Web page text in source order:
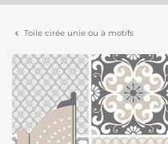
Toile cirée unie ou à motifs